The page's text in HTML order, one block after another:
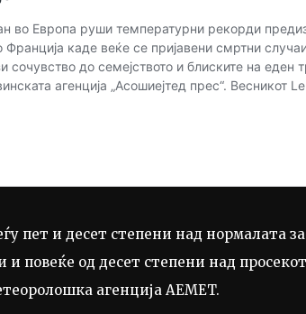
пет и десет степени над нормалата
повеќе од десет степени над
агенција AEMET.